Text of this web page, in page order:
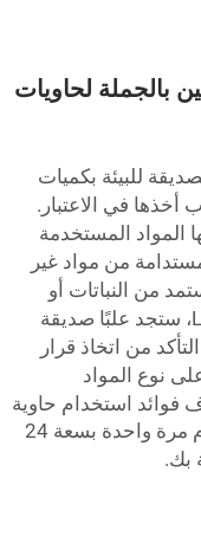
بالجملة لحاويات
للبيئة بكميات
أخذها في الاعتبار.
المواد المستخدمة
من مواد غير
من النباتات أو
الورق المعاد تدويره). لدى شركة Lvzong، ستجد علبًا صديقة
من اتخاذ قرار
نوع المواد
فوائد استخدام حاوية
ديلي بلاستيكية مستديرة قابلة للاستخدام مرة واحدة بسعة 24
بك.